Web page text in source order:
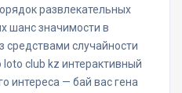
развлекательных
шанс значимости в
средствами случайности
club kz интерактивный
интереса — бай вас гена